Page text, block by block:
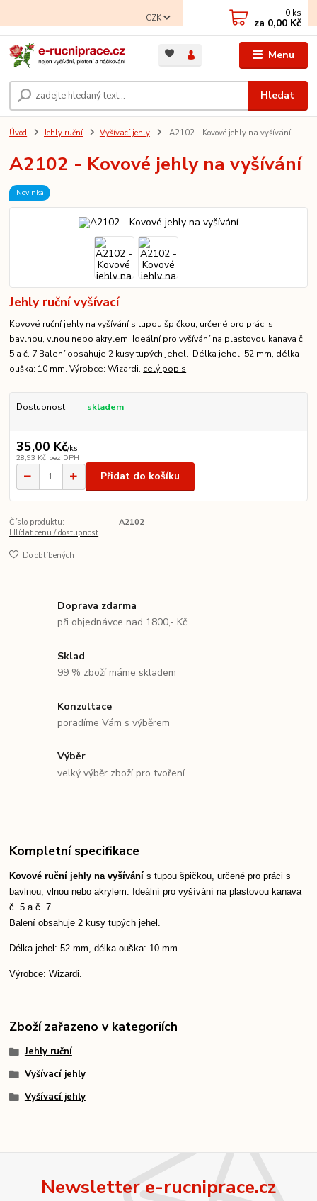
Menu
CZK
Hledat
0 ks
za 0,00 Kč
Úvod Jehly ruční Vyšívací jehly A2102 - Kovové jehly na vyšívání
A2102 - Kovové jehly na vyšívání
Novinka
Jehly ruční vyšívací
Kovové ruční jehly na vyšívání s tupou špičkou, určené pro práci s
bavlnou, vlnou nebo akrylem. Ideální pro vyšívání na plastovou kanava č.
5 a č. 7.Balení obsahuje 2 kusy tupých jehel. Délka jehel: 52 mm, délka
ouška: 10 mm. Výrobce: Wizardi. celý popis
Dostupnost skladem
35,00 Kč/ks
28,93 Kč bez DPH
Přidat do košíku
Číslo produktu:
A2102
Hlídat cenu / dostupnost
Do oblíbených
Doprava zdarma
při objednávce nad 1800,- Kč
Sklad
99 % zboží máme skladem
Konzultace
poradíme Vám s výběrem
Výběr
velký výběr zboží pro tvoření
Kompletní specifikace
Kovové ruční jehly na vyšívání s tupou špičkou, určené pro práci s
bavlnou, vlnou nebo akrylem. Ideální pro vyšívání na plastovou kanava
č. 5 a č. 7.
Balení obsahuje 2 kusy tupých jehel.
Délka jehel: 52 mm, délka ouška: 10 mm.
Výrobce: Wizardi.
Zboží zařazeno v kategoriích
Jehly ruční
Vyšívací jehly
Vyšívací jehly
Newsletter e-rucniprace.cz